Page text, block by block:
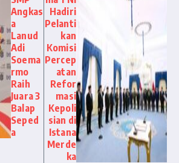
Angkas
a
Lanud
Adi
Soema
rmo
Raih
Juara 3
Balap
Seped
a
Hadiri
Pelanti
kan
Komisi
Percep
atan
Refor
masi
Kepoli
sian di
Istana
Merde
ka